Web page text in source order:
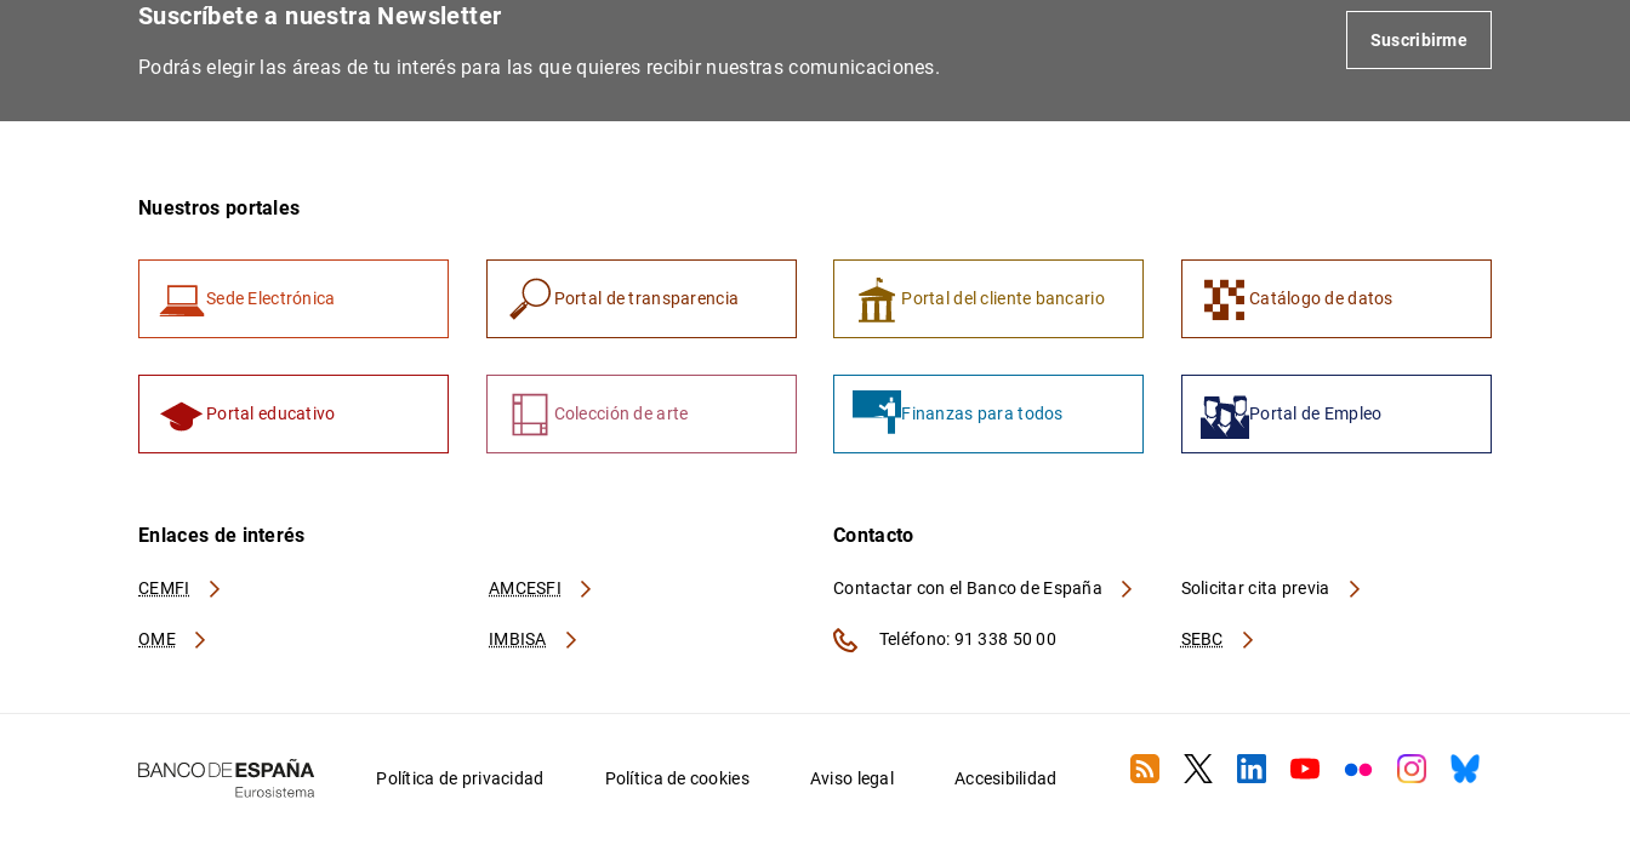
Suscríbete a nuestra Newsletter
Podrás elegir las áreas de tu interés para las que quieres recibir nuestras comunicaciones.
Suscribirme
Nuestros portales
Sede Electrónica Portal de transparencia Portal del cliente bancario Catálogo de datos
Portal educativo Colección de arte Finanzas para todos Portal de Empleo
Enlaces de interés
CEMFI AMCESFI
OME IMBISA
Contacto
Contactar con el Banco de España
SEBC
Solicitar cita previa
Teléfono: 91 338 50 00
Política de privacidad Política de cookies Aviso legal Accesibilidad RSS TwitterLinkedin
YoutubeFlickrInstagram
Bluesky